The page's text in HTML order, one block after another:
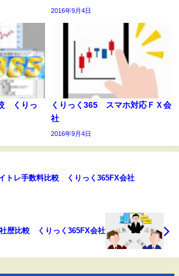
2016年9月4日
くりっ
くりっく365 スマホ対応ＦＸ会
社
2016年9月4日
トレ手数料比較 くりっく365FX会社
社歴比較 くりっく365FX会社